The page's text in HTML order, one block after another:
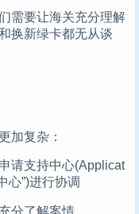
需要让海关充分理解
换新绿卡都无从谈
加复杂：
请支持中心(Applicat
心”)进行协调
分了解案情